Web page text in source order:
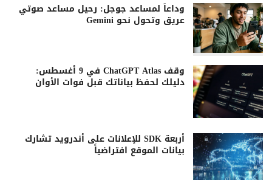
وداعاً لمساعد جوجل: رحيل مساعد صوتي
عريق وتحول نحو Gemini
وقف ChatGPT Atlas في 9 أغسطس:
دليلك لحفظ بياناتك قبل فوات الأوان
أربعة SDK للإعلانات على أندرويد تشارك
بيانات الموقع افتراضياً